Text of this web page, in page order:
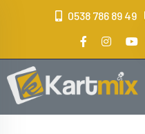
0538 786 89 49